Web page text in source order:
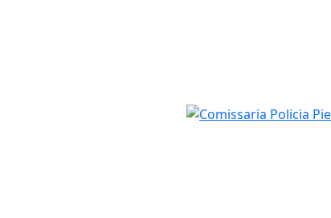
Comissaria Policia Piera